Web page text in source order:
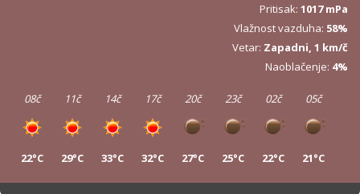
Pritisak: 1017 mPa
Vlažnost vazduha: 58%
Vetar: Zapadni, 1 km/č
Naoblačenje: 4%
08č
22°C
11č
29°C
14č
33°C
17č
32°C
20č
27°C
23č
25°C
02č
22°C
05č
21°C